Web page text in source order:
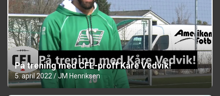
På trening med CFL-proff Kåre Vedvik!
5. april 2022 JM Henriksen